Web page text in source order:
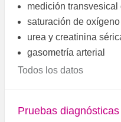
medición transvesical
saturación de oxígeno
urea y creatinina
gasometría arterial
Todos los datos
Pruebas